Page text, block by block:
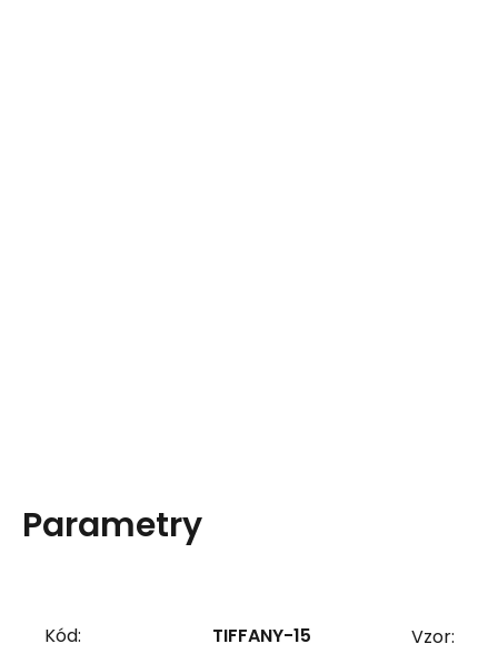
Parametry
Kód: TIFFANY-15 Vzor: